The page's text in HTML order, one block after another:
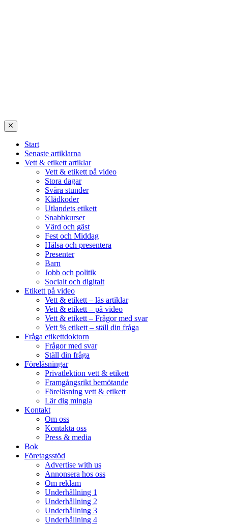
Start
Senaste artiklarna
Vett & etikett artiklar
Vett & etikett på video
Stora dagar
Svåra stunder
Klädkoder
Utlandets etikett
Snabbkurser
Värd och gäst
Fest och Middag
Hälsa och presentera
Presenter
Barn
Jobb och politik
Socialt och digitalt
Etikett på video
Vett & etikett – läs artiklar
Vett & etikett – på video
Vett & etikett – Frågor med svar
Vett % etikett – ställ din fråga
Fråga etikettdoktorn
Frågor med svar
Ställ din fråga
Föreläsningar
Privatlektion vett & etikett
Framgångsrikt bemötande
Föreläsning vett & etikett
Lär dig mingla
Kontakt
Om oss
Kontakta oss
Press & media
Bok
Företagsstöd
Advertise with us
Annonsera hos oss
Om reklam
Underhållning 1
Underhållning 2
Underhållning 3
Underhållning 4